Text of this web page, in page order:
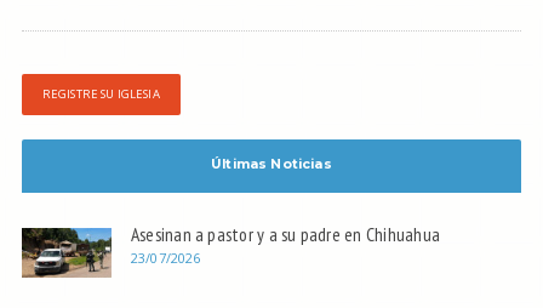
REGISTRE SU IGLESIA
Últimas Noticias
Asesinan a pastor y a su padre en Chihuahua
23/07/2026